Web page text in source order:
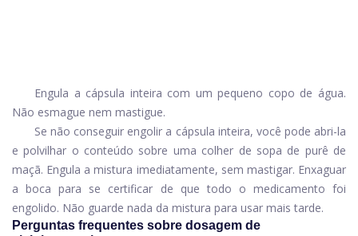
Engula a cápsula inteira com um pequeno copo de água.
Não esmague nem mastigue.
Se não conseguir engolir a cápsula inteira, você pode abri-la
e polvilhar o conteúdo sobre uma colher de sopa de purê de
maçã. Engula a mistura imediatamente, sem mastigar. Enxaguar
a boca para se certificar de que todo o medicamento foi
engolido. Não guarde nada da mistura para usar mais tarde.
Perguntas frequentes sobre dosagem de